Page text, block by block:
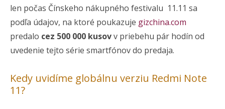
len počas Čínskeho nákupného festivalu 11.11 sa
podľa údajov, na ktoré poukazuje gizchina.com
predalo cez 500 000 kusovv priebehu pár hodín od
uvedenie tejto série smartfónov do predaja.
Kedy uvidíme globálnu verziu Redmi Note
11?